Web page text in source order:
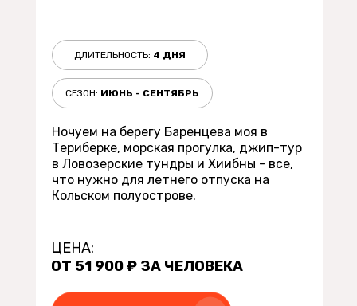
ДЛИТЕЛЬНОСТЬ: 4 ДНЯ
СЕЗОН: ИЮНЬ - СЕНТЯБРЬ
Ночуем на берегу Баренцева моя в
Териберке, морская прогулка, джип-тур
в Ловозерские тундры и Хиибны - все,
что нужно для летнего отпуска на
Кольском полуострове.
ЦЕНА:
ОТ 51 900 ₽ ЗА ЧЕЛОВЕКА